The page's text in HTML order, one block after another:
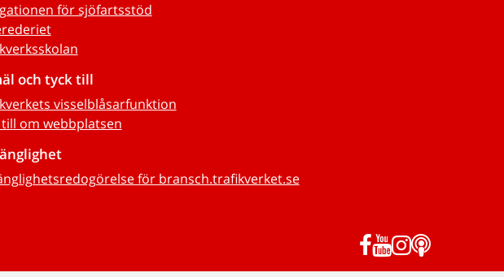
för sjöfartsstöd
och tyck till
visselblåsarfunktion
till om webbplatsen
för bransch.trafikverket.se
Facebook
YouTube
Instagram
Podd